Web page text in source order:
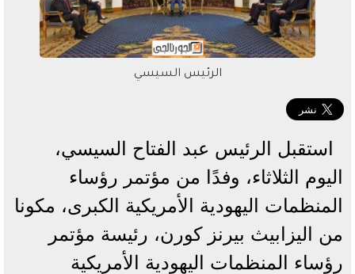
الرئيس السيسي
استقبل الرئيس عبد الفتاح السيسي،
اليوم الثلاثاء، وفدًا من مؤتمر رؤساء
المنظمات اليهودية الأمريكية الكبرى، مكونا
من اليزابيث بيرنز كورن، رئيسة مؤتمر
رؤساء المنظمات اليهودية الأمريكية